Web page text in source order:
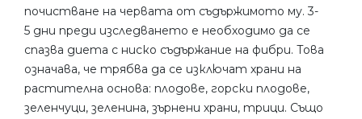
почистване на червата от съдържимото му. 3-
5 дни преди изследването е необходимо да се
спазва диета с ниско съдържание на фибри. Това
означава, че трябва да се изключат храни на
растителна основа: плодове, горски плодове,
зеленчуци, зеленина, зърнени храни, трици. Също